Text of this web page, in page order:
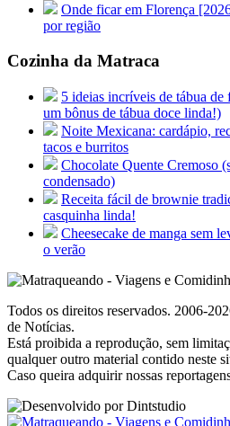
Onde ficar em Florença
por região
Cozinha da Matraca
5 ideias incríveis de tábua
um bônus de tábua doce linda!)
Noite Mexicana: cardápio,
tacos e burritos
Chocolate Quente Cremoso
condensado)
Receita fácil de brownie
casquinha linda!
Cheesecake de manga sem
o verão
Todos os direitos reservados. 2006-
de Notícias.
Está proibida a reprodução, sem
qualquer outro material contido neste
Caso queira adquirir nossas